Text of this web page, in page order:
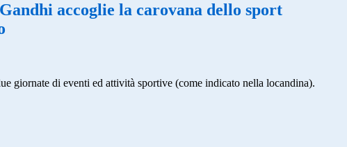
accoglie la carovana dello sport
giornate di eventi ed attività sportive (come indicato nella locandina).